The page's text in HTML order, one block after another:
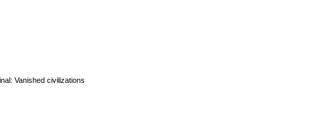
Vanished civilizations